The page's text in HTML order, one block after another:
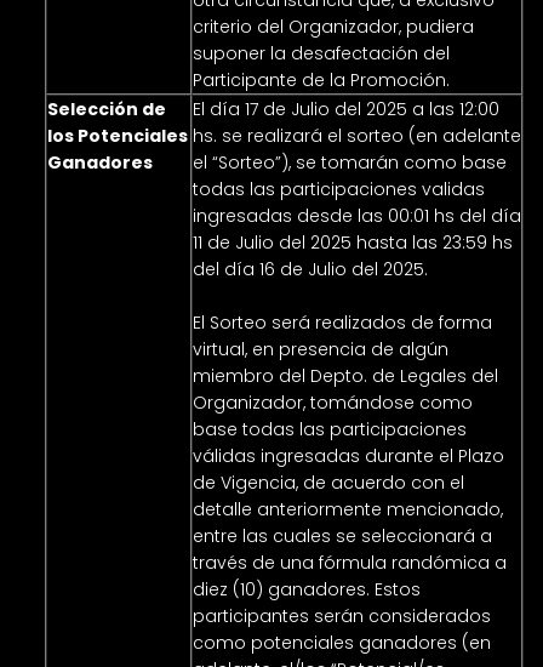
criterio del Organizador, pudiera
suponer la desafectación del
Participante de la Promoción.
Selección de
los Potenciales
Ganadores
El día 17 de Julio del 2025 a las 12:00
hs. se realizará el sorteo (en adelante
el “Sorteo”), se tomarán como base
todas las participaciones validas
ingresadas desde las 00:01 hs del día
11 de Julio del 2025 hasta las 23:59 hs
del día 16 de Julio del 2025.
El Sorteo será realizados de forma
virtual, en presencia de algún
miembro del Depto. de Legales del
Organizador, tomándose como
base todas las participaciones
válidas ingresadas durante el Plazo
de Vigencia, de acuerdo con el
detalle anteriormente mencionado,
entre las cuales se seleccionará a
través de una fórmula randómica a
diez (10) ganadores. Estos
participantes serán considerados
como potenciales ganadores (en